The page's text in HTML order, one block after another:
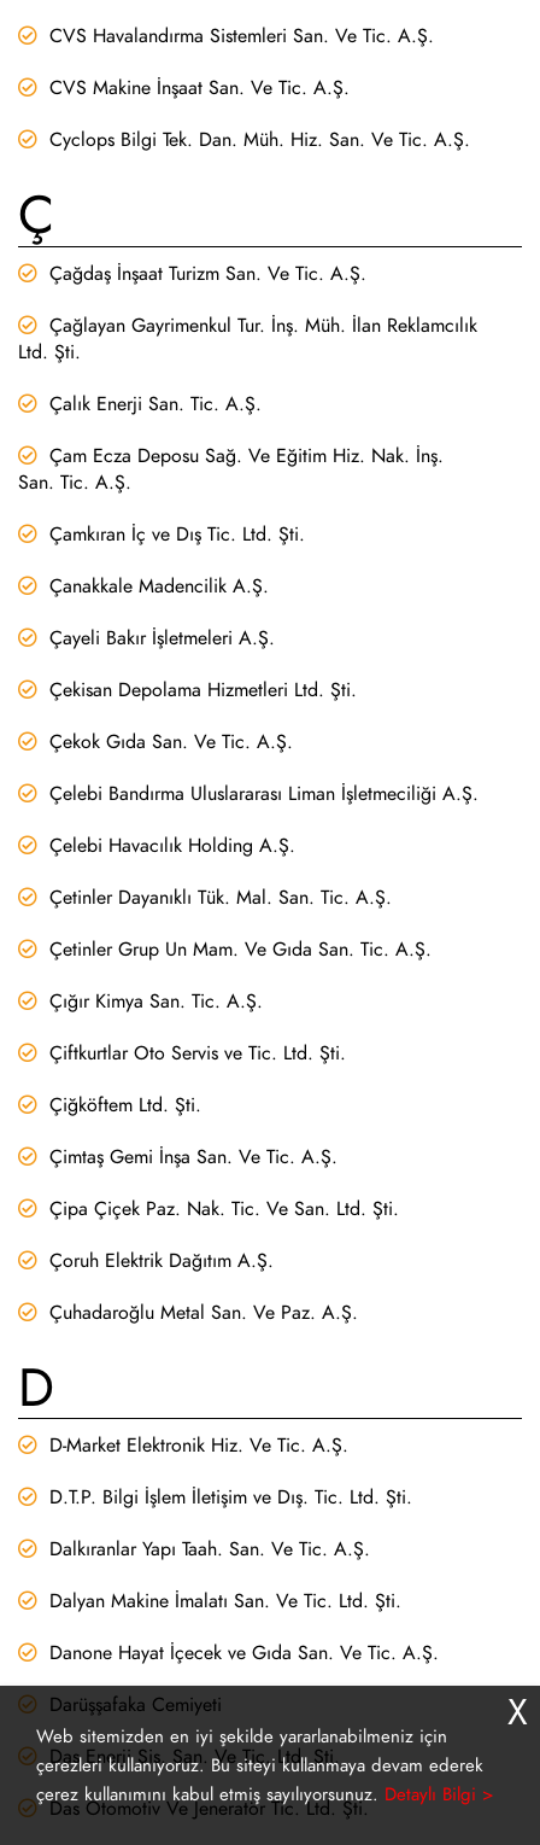
CVS Havalandırma Sistemleri San. Ve Tic. A.Ş.
CVS Makine İnşaat San. Ve Tic. A.Ş.
Cyclops Bilgi Tek. Dan. Müh. Hiz. San. Ve Tic. A.Ş.
Ç
Çağdaş İnşaat Turizm San. Ve Tic. A.Ş.
Çağlayan Gayrimenkul Tur. İnş. Müh. İlan Reklamcılık
Ltd. Şti.
Çalık Enerji San. Tic. A.Ş.
Çam Ecza Deposu Sağ. Ve Eğitim Hiz. Nak. İnş.
San. Tic. A.Ş.
Çamkıran İç ve Dış Tic. Ltd. Şti.
Çanakkale Madencilik A.Ş.
Çayeli Bakır İşletmeleri A.Ş.
Çekisan Depolama Hizmetleri Ltd. Şti.
Çekok Gıda San. Ve Tic. A.Ş.
Çelebi Bandırma Uluslararası Liman İşletmeciliği A.Ş.
Çelebi Havacılık Holding A.Ş.
Çetinler Dayanıklı Tük. Mal. San. Tic. A.Ş.
Çetinler Grup Un Mam. Ve Gıda San. Tic. A.Ş.
Çığır Kimya San. Tic. A.Ş.
Çiftkurtlar Oto Servis ve Tic. Ltd. Şti.
Çiğköftem Ltd. Şti.
Çimtaş Gemi İnşa San. Ve Tic. A.Ş.
Çipa Çiçek Paz. Nak. Tic. Ve San. Ltd. Şti.
Çoruh Elektrik Dağıtım A.Ş.
Çuhadaroğlu Metal San. Ve Paz. A.Ş.
D
D-Market Elektronik Hiz. Ve Tic. A.Ş.
D.T.P. Bilgi İşlem İletişim ve Dış. Tic. Ltd. Şti.
Dalkıranlar Yapı Taah. San. Ve Tic. A.Ş.
Dalyan Makine İmalatı San. Ve Tic. Ltd. Şti.
Danone Hayat İçecek ve Gıda San. Ve Tic. A.Ş.
Darüşşafaka Cemiyeti
Das Enerji Sis. San. Ve Tic. Ltd. Şti.
Das Otomotiv Ve Jeneratör Tic. Ltd. Şti.
Web sitemizden en iyi şekilde yararlanabilmeniz için
çerezleri kullanıyoruz. Bu siteyi kullanmaya devam ederek
çerez kullanımını kabul etmiş sayılıyorsunuz. Detaylı Bilgi >
X